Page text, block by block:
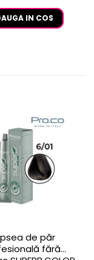
IN COS
de păr
fără